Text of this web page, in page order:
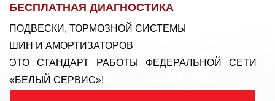
БЕСПЛАТНАЯ ДИАГНОСТИКА
ПОДВЕСКИ, ТОРМОЗНОЙ СИСТЕМЫ
ШИН И АМОРТИЗАТОРОВ
ЭТО СТАНДАРТ РАБОТЫ ФЕДЕРАЛЬНОЙ СЕТИ
«БЕЛЫЙ СЕРВИС»!